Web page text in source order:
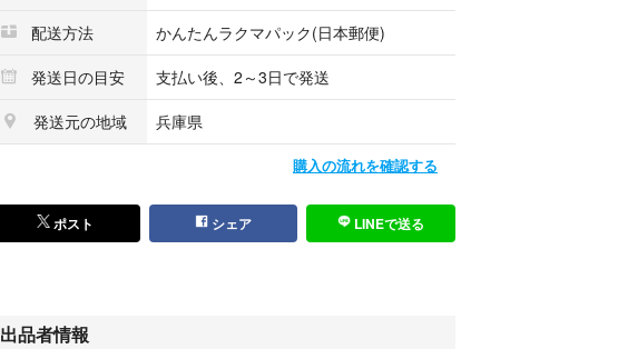
シロ フワフワ ポーチ
シロ コフレ ポーチ
配送方法
かんたんラクマパック(日本郵便)
発送日の目安
支払い後、2～3日で発送
発送元の地域
兵庫県
購入の流れを確認する
ポスト シェア LINEで送る
出品者情報